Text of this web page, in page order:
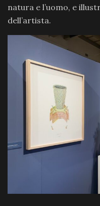
natura e l’uomo, e
dell’artista.